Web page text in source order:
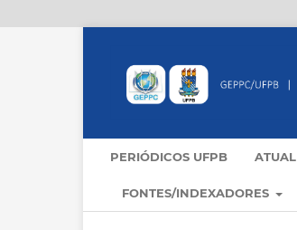
PERIÓDICOS UFPB ATUAL
FONTES/INDEXADORES